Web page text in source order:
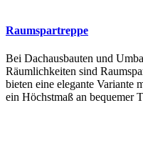
Raumspartreppe
Bei Dachausbauten und
Räumlichkeiten sind
bieten eine elegante Variante
ein Höchstmaß an bequemer